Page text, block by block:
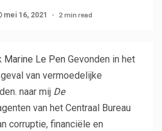
mei 16, 2021 2 min read
Marine Le Pen Gevonden in het
van vermoedelijke
naar mij De
van het Centraal Bureau
corruptie, financiële en